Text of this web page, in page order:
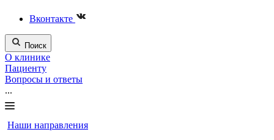
Вконтакте
Поиск
О клинике
Пациенту
Вопросы и ответы
...
Наши направления